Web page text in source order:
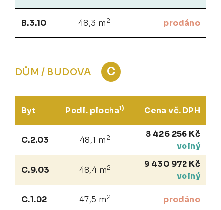
B.3.10 48,3 m 2 prodáno
DŮM / BUDOVA C
Byt Podl. plocha1) Cena vč. DPH
C.2.03 48,1 m 2
8 426 256 Kč
volný
C.9.03 48,4 m2
9 430 972 Kč
volný
C.1.02 47,5 m 2 prodáno